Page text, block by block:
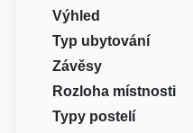
Výhled
Typ ubytování
Závěsy
Rozloha místnosti
Typy postelí